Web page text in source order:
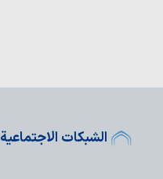
الشبكات الاجتماعية